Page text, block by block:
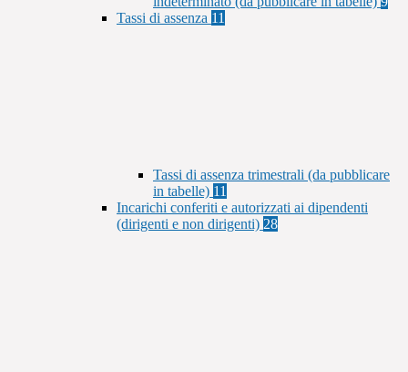
Tassi di assenza 11
Tassi di assenza trimestrali (da pubblicare
in tabelle) 11
Incarichi conferiti e autorizzati ai dipendenti
(dirigenti e non dirigenti) 28